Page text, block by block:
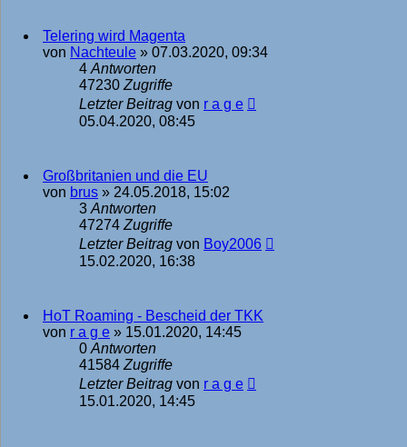
Telering wird Magenta
von Nachteule » 07.03.2020, 09:34
4Antworten
47230Zugriffe
Letzter Beitrag von r a g e
05.04.2020, 08:45
Großbritanien und die EU
von brus » 24.05.2018, 15:02
3Antworten
47274Zugriffe
Letzter Beitrag von Boy2006
15.02.2020, 16:38
HoT Roaming - Bescheid der TKK
von r a g e » 15.01.2020, 14:45
0Antworten
41584Zugriffe
Letzter Beitrag von r a g e
15.01.2020, 14:45